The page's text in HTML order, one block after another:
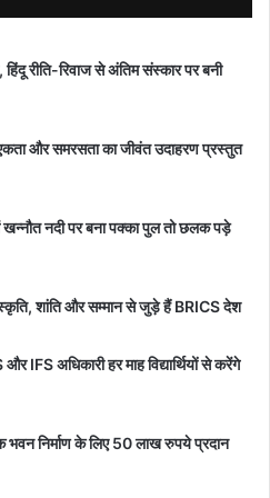
महिलाओं और दलितों और आदिवासियों
एक आदिवासी व्यक्ति पर पेशाब करने की
क्षति नियंत्रण के प्रयास में मुख्यमंत्री
उससे माफी मांगी।
दौड़ने वाले जानवर को देश में फिर से
हैं। पुनरुद्धार कार्यक्रम लोगों के बीच
के एक वर्ग ने पूरी परियोजना की कल्पना
है।
राजनीतिक चर्चा में हावी रहे हैं और सभी
है। सत्ता में रहने के दौरान कांग्रेस और
रीति-रिवाज से अंतिम संस्कार पर बनी
एकता और समरसता का जीवंत उदाहरण प्रस्तुत
खन्नौत नदी पर बना पक्का पुल तो छलक पड़े
शांति और सम्मान से जुड़े हैं BRICS देश
IFS अधिकारी हर माह विद्यार्थियों से करेंगे
भवन निर्माण के लिए 50 लाख रुपये प्रदान